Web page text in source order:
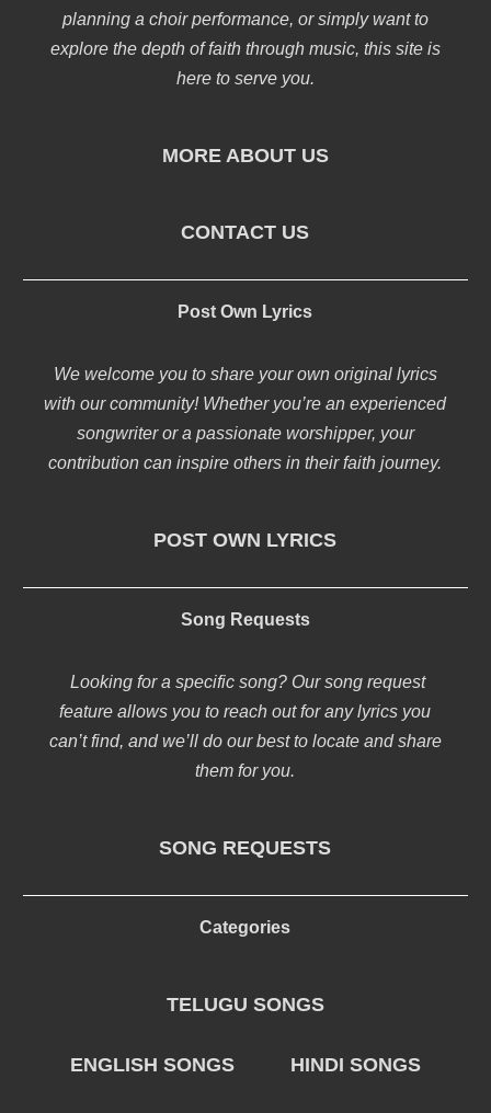
planning a choir performance, or simply want to
explore the depth of faith through music, this site is
here to serve you.
MORE ABOUT US
CONTACT US
Post Own Lyrics
We welcome you to share your own original lyrics
with our community! Whether you’re an experienced
songwriter or a passionate worshipper, your
contribution can inspire others in their faith journey.
POST OWN LYRICS
Song Requests
Looking for a specific song? Our song request
feature allows you to reach out for any lyrics you
can’t find, and we’ll do our best to locate and share
them for you.
SONG REQUESTS
Categories
TELUGU SONGS
ENGLISH SONGS HINDI SONGS